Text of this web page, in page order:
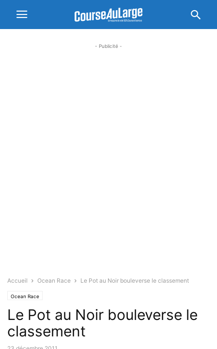
- Publicité -
Accueil Ocean Race Le Pot au Noir bouleverse le classement
Ocean Race
Le Pot au Noir bouleverse le
classement